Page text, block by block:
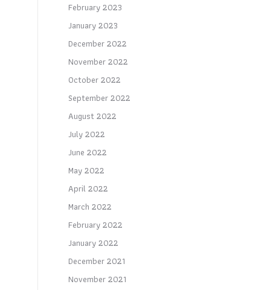
February 2023
January 2023
December 2022
November 2022
October 2022
September 2022
August 2022
July 2022
June 2022
May 2022
April 2022
March 2022
February 2022
January 2022
December 2021
November 2021